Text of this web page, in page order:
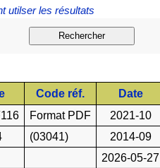
utilser les résultats
Rechercher
Code réf.
Date
Format PDF
2021-10
(03041)
2014-09
2026-05-27